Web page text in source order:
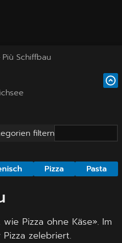
Più Schiffbau
filtern
Pizza Pasta
Pizza ohne Käse». Im
zelebriert.